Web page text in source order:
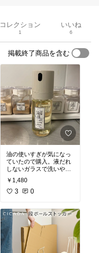
コレクション
1
いいね
6
掲載終了商品を含む
油の使いすぎが気になっ
ていたので購入。液だれ
しないガラスで洗いやす
いです。
真 #キッチンの相棒
￥1,480
3 0